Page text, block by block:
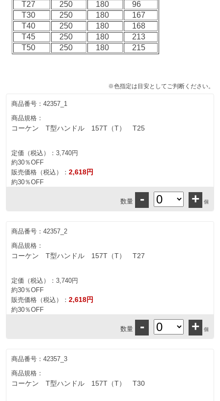
T27
250 180
96
T30
250 180
167
T40
250 180
168
T45
250 180
213
T50
250 180 215
※色指定は目安としてご判断ください。
商品番号： 42357_1
商品規格：
コーケン T型ハンドル 157T（T） T25
定価（税込）： 3,740円
約30％OFF
販売価格（税込）： 2,618円
約30％OFF
数量 - + 個
商品番号： 42357_2
商品規格：
コーケン T型ハンドル 157T（T） T27
定価（税込）： 3,740円
約30％OFF
販売価格（税込）： 2,618円
約30％OFF
数量 - + 個
商品番号： 42357_3
商品規格：
コーケン T型ハンドル 157T（T） T30